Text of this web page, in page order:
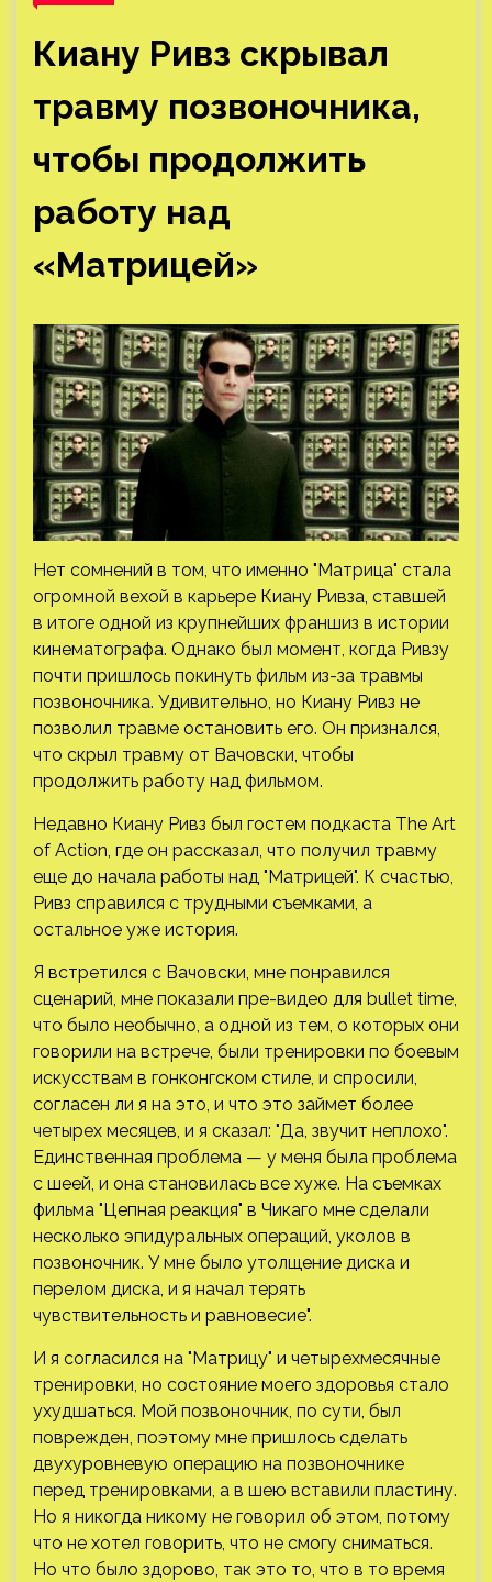
Киану Ривз скрывал
травму позвоночника,
чтобы продолжить
работу над
«Матрицей»
Нет сомнений в том, что именно "Матрица" стала
огромной вехой в карьере Киану Ривза, ставшей
в итоге одной из крупнейших франшиз в истории
кинематографа. Однако был момент, когда Ривзу
почти пришлось покинуть фильм из-за травмы
позвоночника. Удивительно, но Киану Ривз не
позволил травме остановить его. Он признался,
что скрыл травму от Вачовски, чтобы
продолжить работу над фильмом.
Недавно Киану Ривз был гостем подкаста The Art
of Action, где он рассказал, что получил травму
еще до начала работы над "Матрицей". К счастью,
Ривз справился с трудными съемками, а
остальное уже история.
Я встретился с Вачовски, мне понравился
сценарий, мне показали пре-видео для bullet time,
что было необычно, а одной из тем, о которых они
говорили на встрече, были тренировки по боевым
искусствам в гонконгском стиле, и спросили,
согласен ли я на это, и что это займет более
четырех месяцев, и я сказал: "Да, звучит неплохо".
Единственная проблема — у меня была проблема
с шеей, и она становилась все хуже. На съемках
фильма "Цепная реакция" в Чикаго мне сделали
несколько эпидуральных операций, уколов в
позвоночник. У мне было утолщение диска и
перелом диска, и я начал терять
чувствительность и равновесие".
И я согласился на "Матрицу" и четырехмесячные
тренировки, но состояние моего здоровья стало
ухудшаться. Мой позвоночник, по сути, был
поврежден, поэтому мне пришлось сделать
двухуровневую операцию на позвоночнике
перед тренировками, а в шею вставили пластину.
Но я никогда никому не говорил об этом, потому
что не хотел говорить, что не смогу сниматься.
Но что было здорово, так это то, что в то время